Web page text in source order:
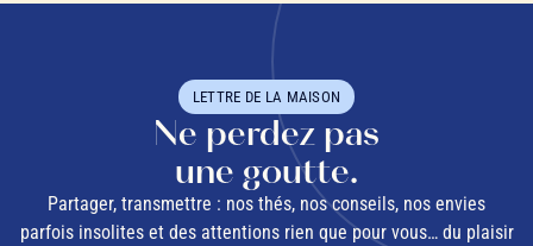
LETTRE DE LA MAISON
Ne perdez pas
une goutte.
Partager, transmettre : nos thés, nos conseils, nos envies
parfois insolites et des attentions rien que pour vous… du plaisir